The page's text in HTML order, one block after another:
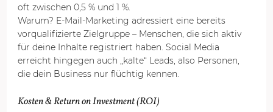
oft zwischen 0,5 % und 1 %.
Warum? E-Mail-Marketing adressiert eine bereits
vorqualifizierte Zielgruppe – Menschen, die sich aktiv
für deine Inhalte registriert haben. Social Media
erreicht hingegen auch „kalte“ Leads, also Personen,
die dein Business nur flüchtig kennen.
Kosten & Return on Investment (ROI)